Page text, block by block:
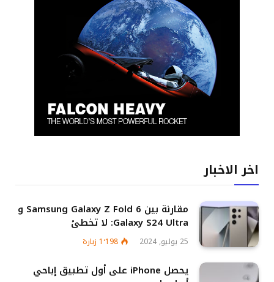
اخر الاخبار
مقارنة بين Samsung Galaxy Z Fold 6 و
Galaxy S24 Ultra: لا تخطئ
25 يوليو, 2024 1٬198 زيارة
يحصل iPhone على أول تطبيق إباحي